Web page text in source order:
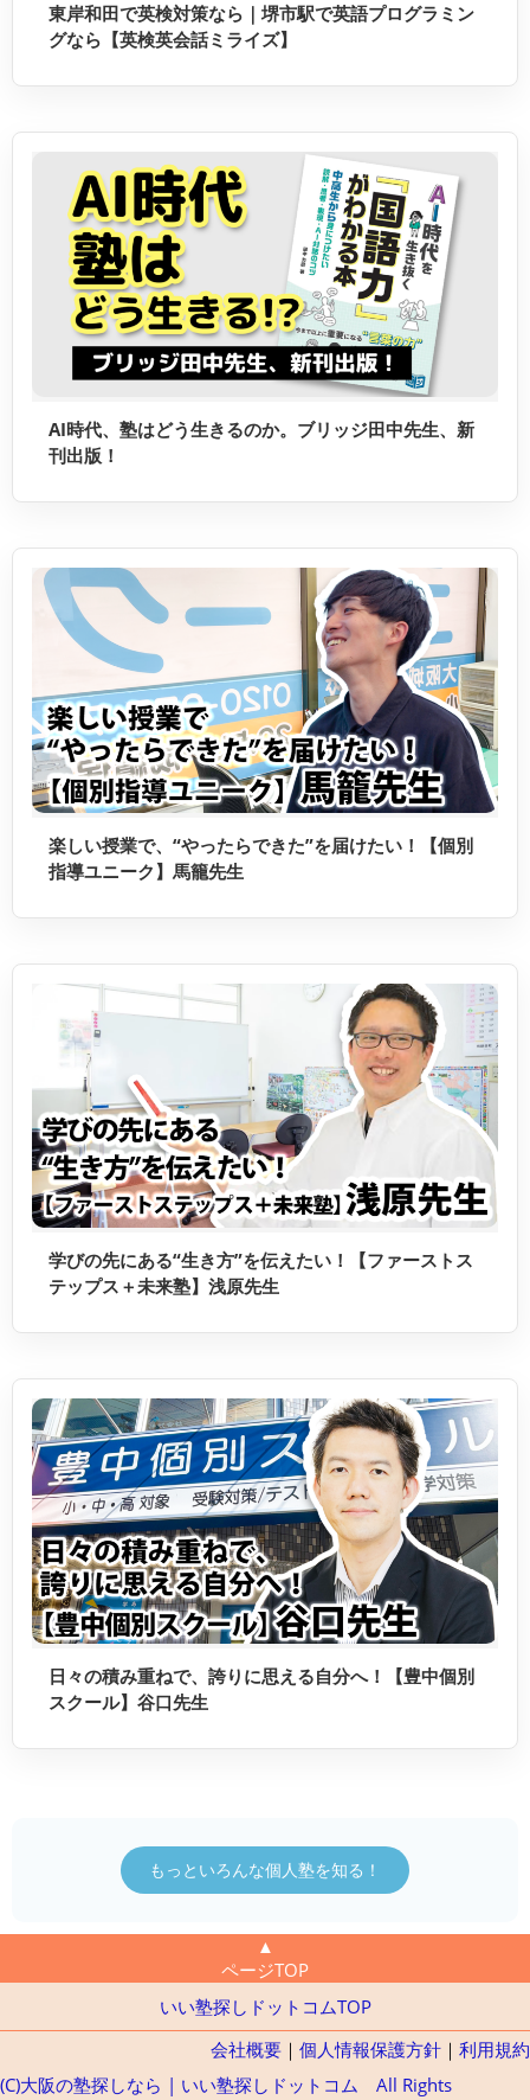
東岸和田で英検対策なら｜堺市駅で英語プログラミン
グなら【英検英会話ミライズ】
AI時代、塾はどう生きるのか。ブリッジ田中先生、新
刊出版！
楽しい授業で、“やったらできた”を届けたい！【個別
指導ユニーク】馬籠先生
学びの先にある“生き方”を伝えたい！【ファーストス
テップス＋未来塾】浅原先生
日々の積み重ねで、誇りに思える自分へ！【豊中個別
スクール】谷口先生
もっといろんな個人塾を知る！
▲
ページTOP
いい塾探しドットコムTOP
会社概要 ｜ 個人情報保護方針 ｜ 利用規約
(C)大阪の塾探しなら | いい塾探しドットコム All Rights